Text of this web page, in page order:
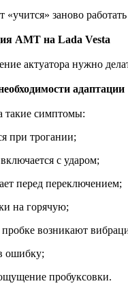
заново
AMT на Lada Vesta
актуатора нужно
адаптации
такие симптомы:
при трогании;
с ударом;
перед переключением;
на горячую;
возникают
ошибку;
пробуксовки.